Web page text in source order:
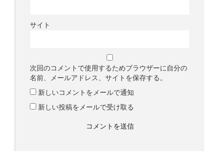
サイト
次回のコメントで使用するためブラウザーに自分の
名前、メールアドレス、サイトを保存する。
新しいコメントをメールで通知
新しい投稿をメールで受け取る